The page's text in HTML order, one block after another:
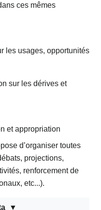
ces mêmes
les usages, opportunités
sur les dérives et
et appropriation
d’organiser toutes
projections,
renforcement de
etc...).